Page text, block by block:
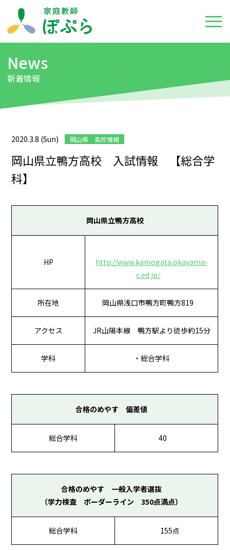
News
新着情報
2020.3.8 (Sun) 岡山県 高校情報
岡山県立鴨方高校 入試情報 【総合学
科】
岡山県立鴨方高校
HP
http://www.kamogata.okayama-
c.ed.jp/
所在地 岡山県浅口市鴨方町鴨方819
アクセス JR山陽本線 鴨方駅より徒歩約15分
学科 ・総合学科
合格のめやす 偏差値
総合学科 40
合格のめやす 一般入学者選抜
（学力検査 ボーダーライン 350点満点）
総合学科 155点